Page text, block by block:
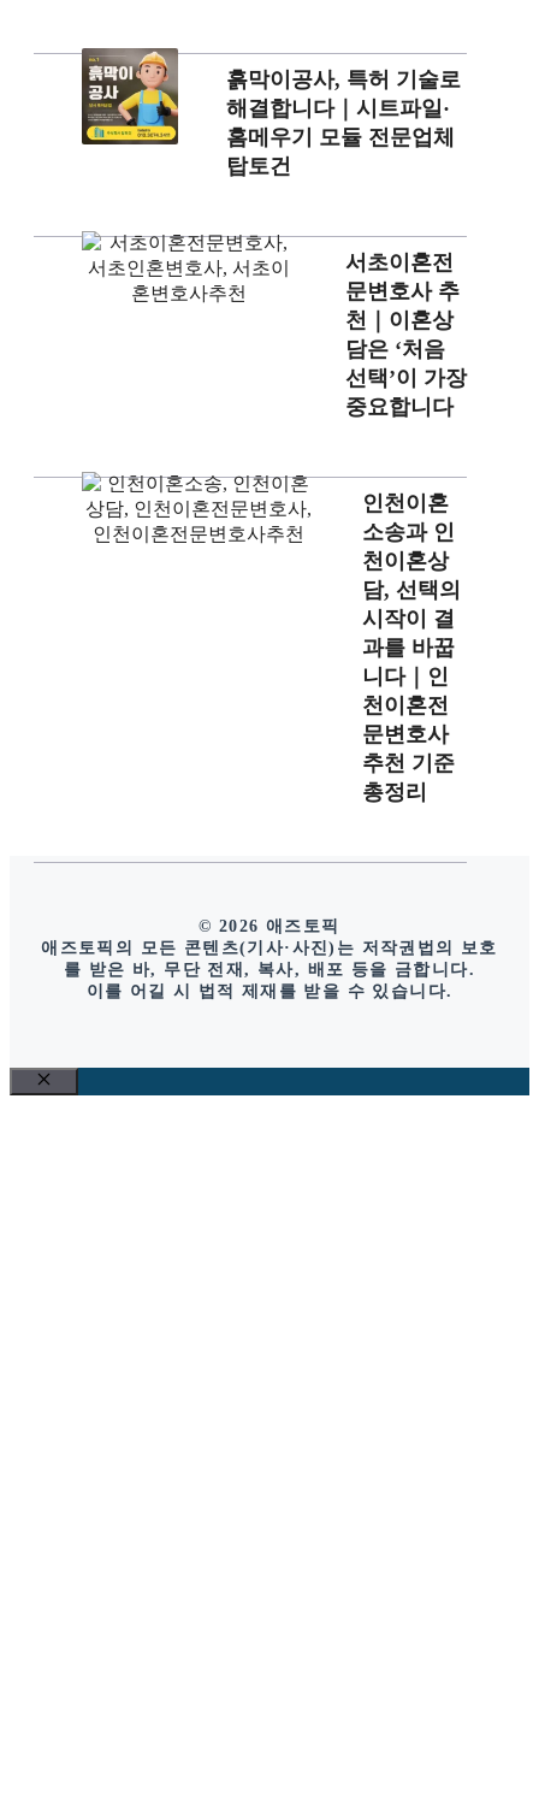
흙막이공사, 특허 기술로
해결합니다｜시트파일·
홈메우기 모듈 전문업체
탑토건
서초이혼전
문변호사 추
천｜이혼상
담은 ‘처음
선택’이 가장
중요합니다
인천이혼
소송과 인
천이혼상
담, 선택의
시작이 결
과를 바꿉
니다｜인
천이혼전
문변호사
추천 기준
총정리
© 2026 애즈토픽
애즈토픽의 모든 콘텐츠(기사·사진)는 저작권법의 보호
를 받은 바, 무단 전재, 복사, 배포 등을 금합니다.
이를 어길 시 법적 제재를 받을 수 있습니다.
Close